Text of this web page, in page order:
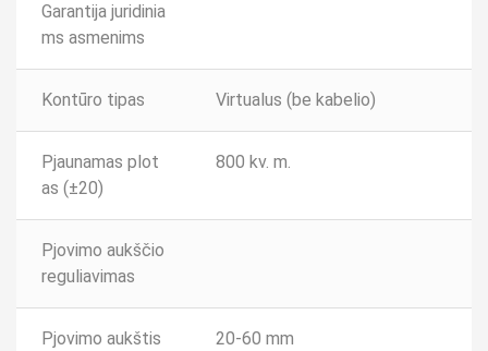
Garantija juridinia
ms asmenims
Kontūro tipas Virtualus (be kabelio)
Pjaunamas plot
as (±20)
800 kv. m.
Pjovimo aukščio
reguliavimas
Pjovimo aukštis 20-60 mm